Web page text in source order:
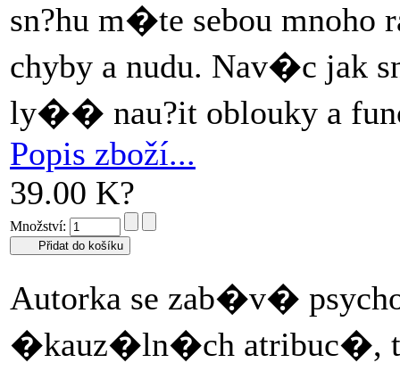
sn?hu m�te sebou mnoho
chyby a nudu. Nav�c jak
ly�� nau?it oblouky a
Popis zboží...
39.00 K?
Množství:
Autorka se zab�v�
�kauz�ln�ch atribuc�,